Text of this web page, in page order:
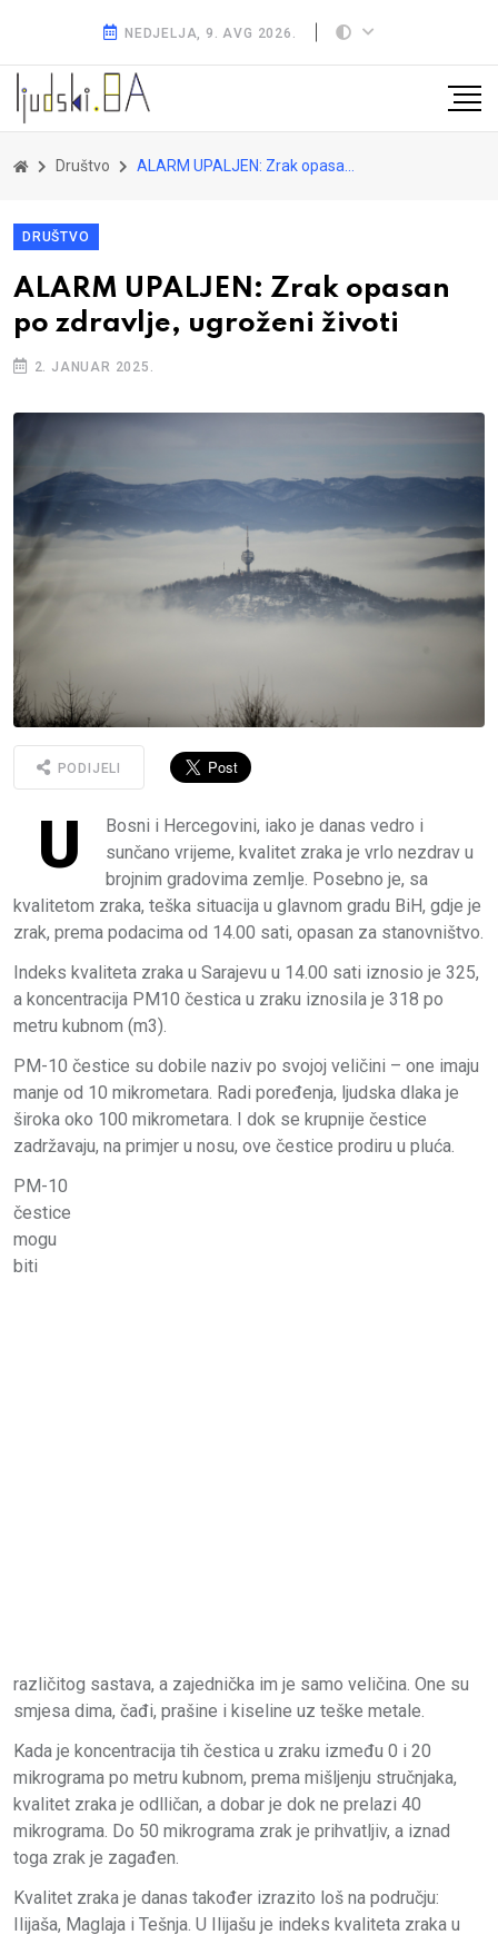
NEDJELJA, 9. AVG 2026.
Društvo ALARM UPALJEN: Zrak opasan po zdravlje, ugroženi životi
DRUŠTVO
ALARM UPALJEN: Zrak opasan
po zdravlje, ugroženi životi
2. JANUAR 2025.
PODIJELI
U
Bosni i Hercegovini, iako je danas vedro i
sunčano vrijeme, kvalitet zraka je vrlo nezdrav u
brojnim gradovima zemlje. Posebno je, sa
kvalitetom zraka, teška situacija u glavnom gradu BiH, gdje je
zrak, prema podacima od 14.00 sati, opasan za stanovništvo.
Indeks kvaliteta zraka u Sarajevu u 14.00 sati iznosio je 325,
a koncentracija PM10 čestica u zraku iznosila je 318 po
metru kubnom (m3).
PM-10 čestice su dobile naziv po svojoj veličini – one imaju
manje od 10 mikrometara. Radi poređenja, ljudska dlaka je
široka oko 100 mikrometara. I dok se krupnije čestice
zadržavaju, na primjer u nosu, ove čestice prodiru u pluća.
PM-10
čestice
mogu
biti
različitog sastava, a zajednička im je samo veličina. One su
smjesa dima, čađi, prašine i kiseline uz teške metale.
Kada je koncentracija tih čestica u zraku između 0 i 20
mikrograma po metru kubnom, prema mišljenju stručnjaka,
kvalitet zraka je odlličan, a dobar je dok ne prelazi 40
mikrograma. Do 50 mikrograma zrak je prihvatljiv, a iznad
toga zrak je zagađen.
Kvalitet zraka je danas također izrazito loš na području:
Ilijaša, Maglaja i Tešnja. U Ilijašu je indeks kvaliteta zraka u